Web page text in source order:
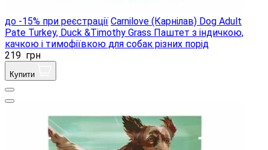
до -15% при реєстрації Carnilove (Карнілав) Dog Adult
Pate Turkey, Duck &Timothy Grass Паштет з індичкою,
качкою і тимофіївкою для собак різних порід
219 грн
Купити